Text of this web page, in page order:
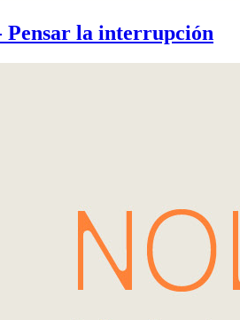
Pensar la interrupción